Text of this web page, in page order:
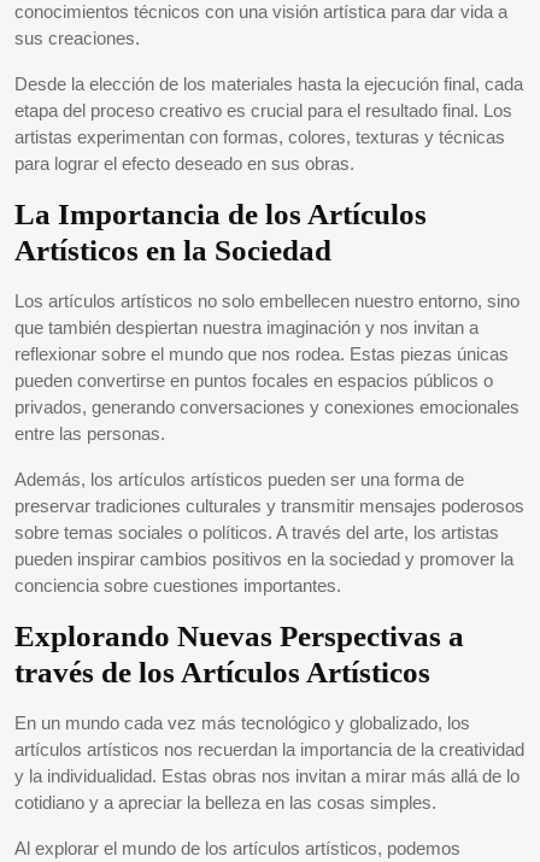
conocimientos técnicos con una visión artística para dar vida a
sus creaciones.
Desde la elección de los materiales hasta la ejecución final, cada
etapa del proceso creativo es crucial para el resultado final. Los
artistas experimentan con formas, colores, texturas y técnicas
para lograr el efecto deseado en sus obras.
La Importancia de los Artículos
Artísticos en la Sociedad
Los artículos artísticos no solo embellecen nuestro entorno, sino
que también despiertan nuestra imaginación y nos invitan a
reflexionar sobre el mundo que nos rodea. Estas piezas únicas
pueden convertirse en puntos focales en espacios públicos o
privados, generando conversaciones y conexiones emocionales
entre las personas.
Además, los artículos artísticos pueden ser una forma de
preservar tradiciones culturales y transmitir mensajes poderosos
sobre temas sociales o políticos. A través del arte, los artistas
pueden inspirar cambios positivos en la sociedad y promover la
conciencia sobre cuestiones importantes.
Explorando Nuevas Perspectivas a
través de los Artículos Artísticos
En un mundo cada vez más tecnológico y globalizado, los
artículos artísticos nos recuerdan la importancia de la creatividad
y la individualidad. Estas obras nos invitan a mirar más allá de lo
cotidiano y a apreciar la belleza en las cosas simples.
Al explorar el mundo de los artículos artísticos, podemos